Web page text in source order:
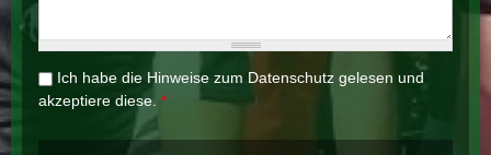
Ich habe die Hinweise zum Datenschutz gelesen und
akzeptiere diese. *